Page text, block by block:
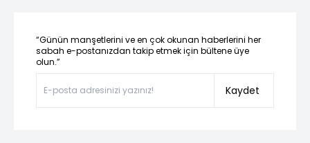
“Günün manşetlerini ve en çok okunan haberlerini her
sabah e-postanızdan takip etmek için bültene üye
olun.”
Kaydet